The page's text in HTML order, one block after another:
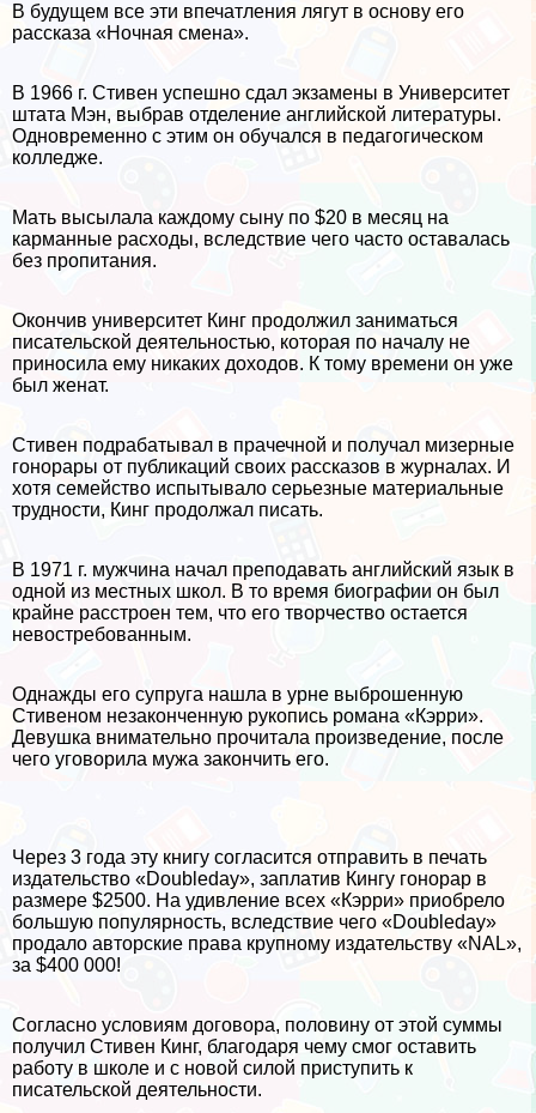
В будущем все эти впечатления лягут в основу его
рассказа «Ночная смена».
В 1966 г. Стивен успешно сдал экзамены в Университет
штата Мэн, выбрав отделение английской литературы.
Одновременно с этим он обучался в педагогическом
колледже.
Мать высылала каждому сыну по $20 в месяц на
карманные расходы, вследствие чего часто оставалась
без пропитания.
Окончив университет Кинг продолжил заниматься
писательской деятельностью, которая по началу не
приносила ему никаких доходов. К тому времени он уже
был женат.
Стивен подpaбатывал в прачечной и получал мизерные
гонорары от публикаций своих рассказов в журналах. И
хотя семейство испытывало серьезные материальные
трудности, Кинг продолжал писать.
В 1971 г. мужчина начал преподавать английский язык в
одной из местных школ. В то время биографии он был
крайне расстроен тем, что его творчество остается
невостребованным.
Однажды его супруга нашла в урне выброшенную
Стивеном незаконченную рукопись романа «Кэрри».
Дeвyшка внимательно прочитала произведение, после
чего уговорила мужа закончить его.
Через 3 года эту книгу согласится отправить в печать
издательство «Doubleday», заплатив Кингу гонорар в
размере $2500. На удивление всех «Кэрри» приобрело
большую популярность, вследствие чего «Doubleday»
продало авторские права крупному издательству «NAL»,
за $400 000!
Согласно условиям договора, половину от этой суммы
получил Стивен Кинг, благодаря чему смог оставить
работу в школе и с новой силой приступить к
писательской деятельности.